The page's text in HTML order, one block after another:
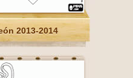
2013-2014